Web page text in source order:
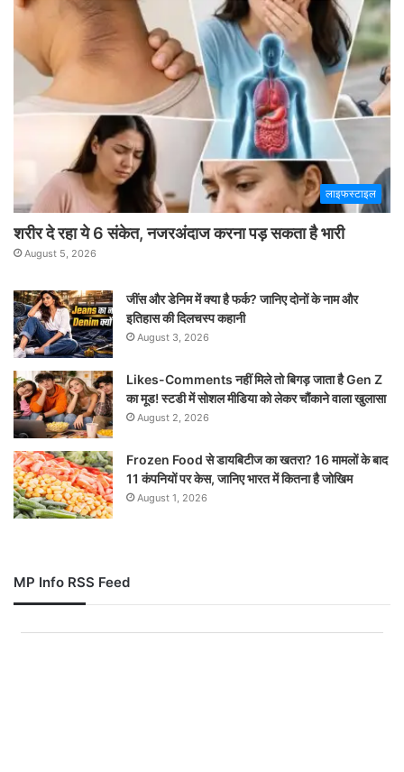
लाइफस्टाइल
शरीर दे रहा ये 6 संकेत, नजरअंदाज करना पड़ सकता है भारी
August 5, 2026
जींस और डेनिम में क्या है फर्क? जानिए दोनों के नाम और
इतिहास की दिलचस्प कहानी
August 3, 2026
Likes-Comments नहीं मिले तो बिगड़ जाता है Gen Z
का मूड! स्टडी में सोशल मीडिया को लेकर चौंकाने वाला खुलासा
August 2, 2026
Frozen Food से डायबिटीज का खतरा? 16 मामलों के बाद
11 कंपनियों पर केस, जानिए भारत में कितना है जोखिम
August 1, 2026
MP Info RSS Feed